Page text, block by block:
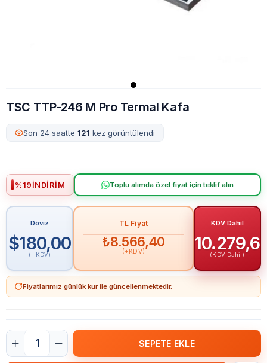
TSC TTP-246 M Pro Termal Kafa
Son 24 saatte 121 kez görüntülendi
%19İNDIRIM Toplu alımda özel fiyat için teklif alın
Döviz
$180,00
(+KDV)
TL Fiyat
₺8.566,40
(+KDV)
KDV Dahil
(KDV Dahil)
Fiyatlarımız günlük kur ile güncellenmektedir.